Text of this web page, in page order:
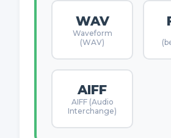
WAV
Waveform
(WAV)
AIFF
AIFF (Audio
Interchange)